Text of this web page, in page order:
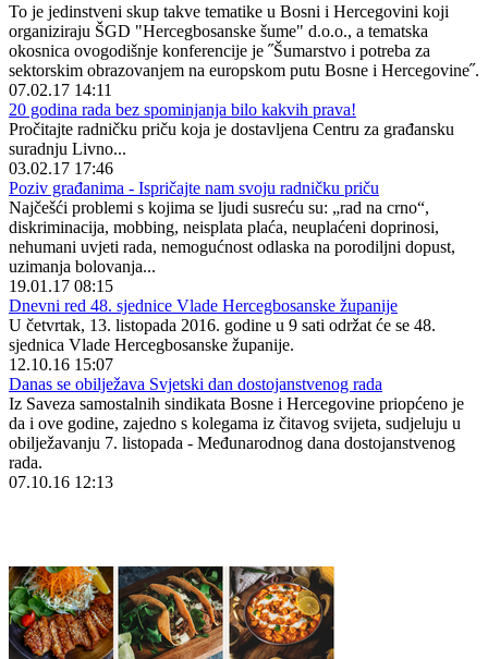
To je jedinstveni skup takve tematike u Bosni i Hercegovini koji
organiziraju ŠGD "Hercegbosanske šume" d.o.o., a tematska
okosnica ovogodišnje konferencije je ˝Šumarstvo i potreba za
sektorskim obrazovanjem na europskom putu Bosne i Hercegovine˝.
07.02.17 14:11
20 godina rada bez spominjanja bilo kakvih prava!
Pročitajte radničku priču koja je dostavljena Centru za građansku
suradnju Livno...
03.02.17 17:46
Poziv građanima - Ispričajte nam svoju radničku priču
Najčešći problemi s kojima se ljudi susreću su: „rad na crno“,
diskriminacija, mobbing, neisplata plaća, neuplaćeni doprinosi,
nehumani uvjeti rada, nemogućnost odlaska na porodiljni dopust,
uzimanja bolovanja...
19.01.17 08:15
Dnevni red 48. sjednice Vlade Hercegbosanske županije
U četvrtak, 13. listopada 2016. godine u 9 sati održat će se 48.
sjednica Vlade Hercegbosanske županije.
12.10.16 15:07
Danas se obilježava Svjetski dan dostojanstvenog rada
Iz Saveza samostalnih sindikata Bosne i Hercegovine priopćeno je
da i ove godine, zajedno s kolegama iz čitavog svijeta, sudjeluju u
obilježavanju 7. listopada - Međunarodnog dana dostojanstvenog
rada.
07.10.16 12:13